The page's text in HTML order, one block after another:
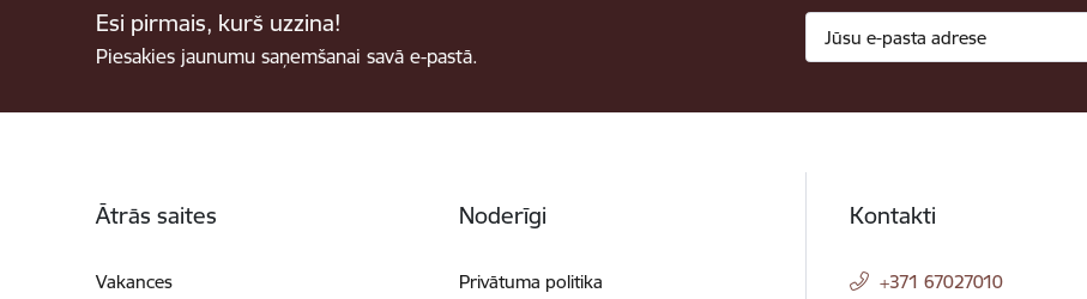
Esi pirmais, kurš uzzina!
Piesakies jaunumu saņemšanai savā e-pastā.
Ātrās saites
Vakances
Noderīgi
Privātuma politika
Kontakti
+371 67027010